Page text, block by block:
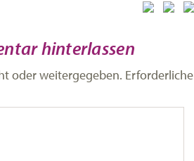
hinterlassen
oder weitergegeben. Erforderliche